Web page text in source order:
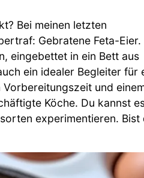
Bei meinen letzten
Gebratene Feta-Eier.
eingebettet in ein Bett aus
ein idealer Begleiter für
und
Köche. Du kannst
experimentieren. Bist